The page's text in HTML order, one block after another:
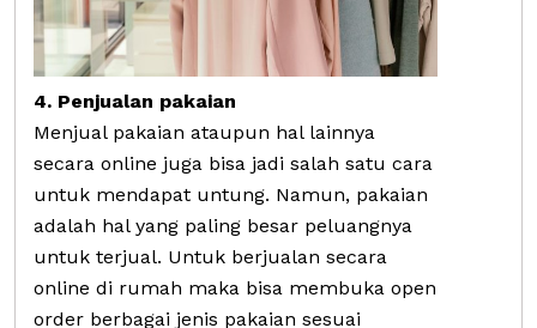
4. Penjualan pakaian
Menjual pakaian ataupun hal lainnya
secara online juga bisa jadi salah satu cara
untuk mendapat untung. Namun, pakaian
adalah hal yang paling besar peluangnya
untuk terjual. Untuk berjualan secara
online di rumah maka bisa membuka open
order berbagai jenis pakaian sesuai